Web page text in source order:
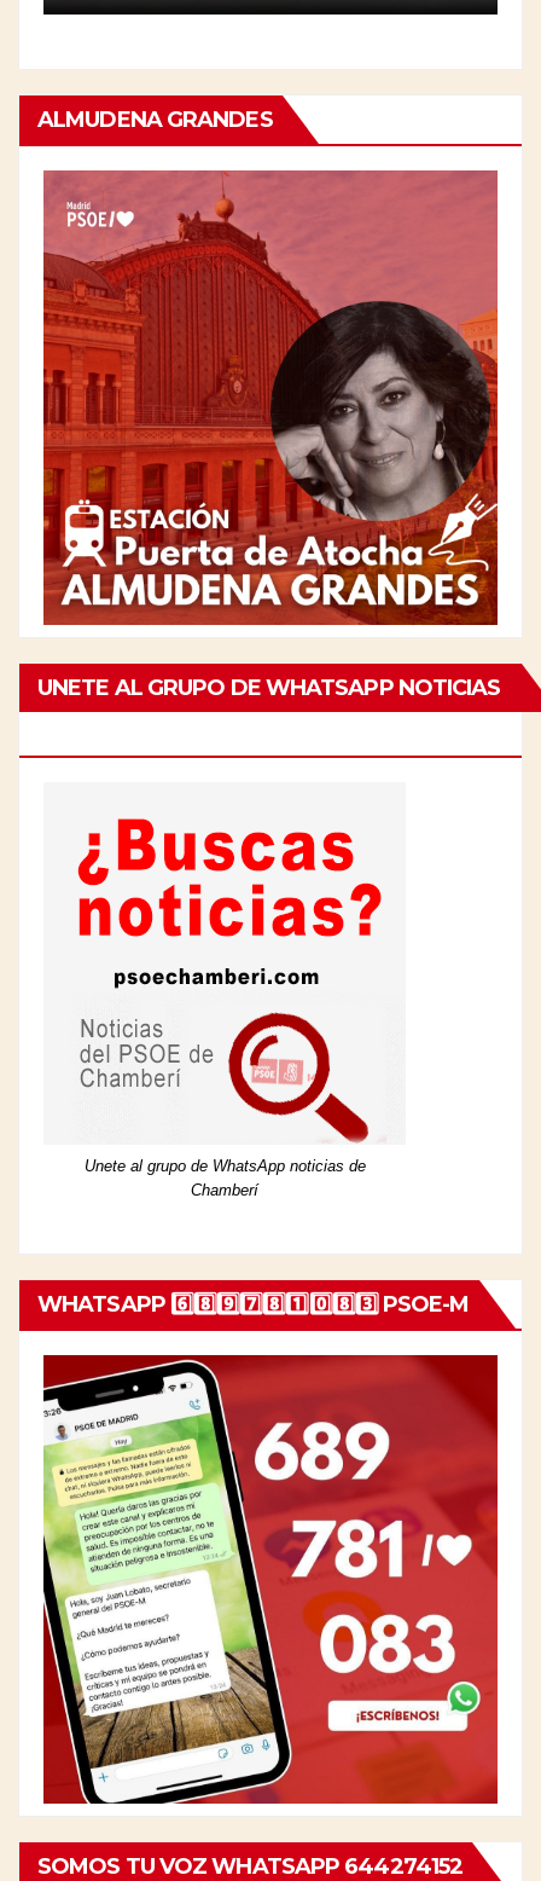
ALMUDENA GRANDES
UNETE AL GRUPO DE WHATSAPP NOTICIAS
Unete al grupo de WhatsApp noticias de
Chamberí
WHATSAPP 6️⃣8️⃣9️⃣7️⃣8️⃣1️⃣0️⃣8️⃣3️⃣ PSOE-M
SOMOS TU VOZ WHATSAPP 644274152